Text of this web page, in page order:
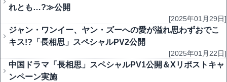
れとも…?≫公開
[2025年01月29日]
ジャン・ワンイー、ヤン・ズーへの愛が溢れ思わずおでこ
キス!?「長相思」スペシャルPV2公開
[2025年01月22日]
中国ドラマ「長相思」スペシャルPV1公開＆Xリポストキャ
ンペーン実施